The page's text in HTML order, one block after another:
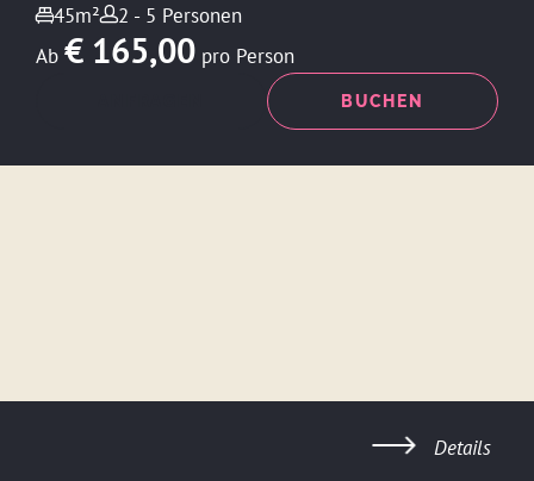
45m²
2 - 5 Personen
Ab € 165,00 pro Person
BUCHEN
Details